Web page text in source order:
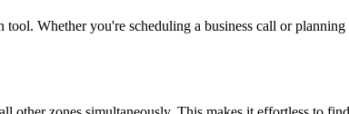
tool. Whether you're scheduling a business call or